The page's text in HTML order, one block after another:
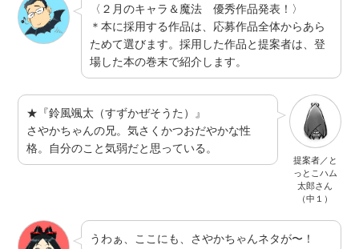
〈２月のキャラ＆魔法 優秀作品発表！〉
＊本に採用する作品は、応募作品全体からあら
ためて選びます。採用した作品と提案者は、登
場した本の巻末で紹介します。
提案者／と
っとこハム
太郎さん
（中１）
★『鈴風颯太（すずかぜそうた）』
さやかちゃんの兄。気さくかつおだやかな性
格。自分のこと気弱だと思っている。
うわぁ、ここにも、さやかちゃんネタが〜！